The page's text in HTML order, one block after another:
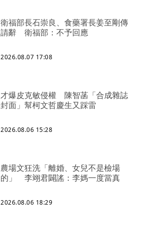
衛福部長石崇良、食藥署長姜至剛傳
請辭 衛福部：不予回應
2026.08.07 17:08
才爆皮克敏侵權 陳智菡「合成雜誌
封面」幫柯文哲慶生又踩雷
2026.08.06 15:28
農場文狂洗「離婚、女兒不是檢場
的」 李翊君闢謠：李媽一度當真
2026.08.06 18:29